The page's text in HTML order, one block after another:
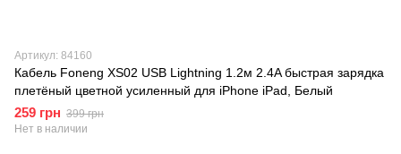
Артикул: 84160
Кабель Foneng XS02 USB Lightning 1.2м 2.4A быстрая зарядка
плетёный цветной усиленный для iPhone iPad, Белый
259 грн 399 грн
Нет в наличии